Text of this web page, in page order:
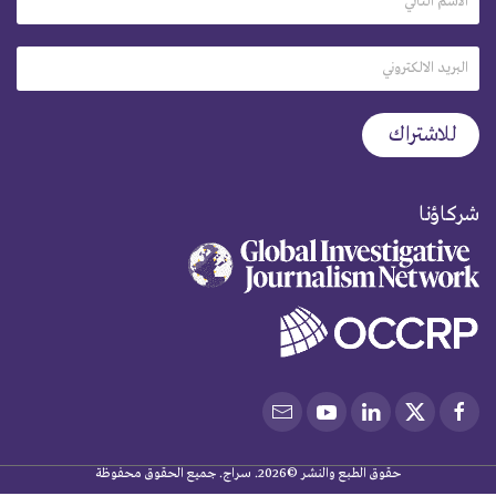
شركاؤنا
حقوق الطبع والنشر ©2026. سراج. جميع الحقوق محفوظة